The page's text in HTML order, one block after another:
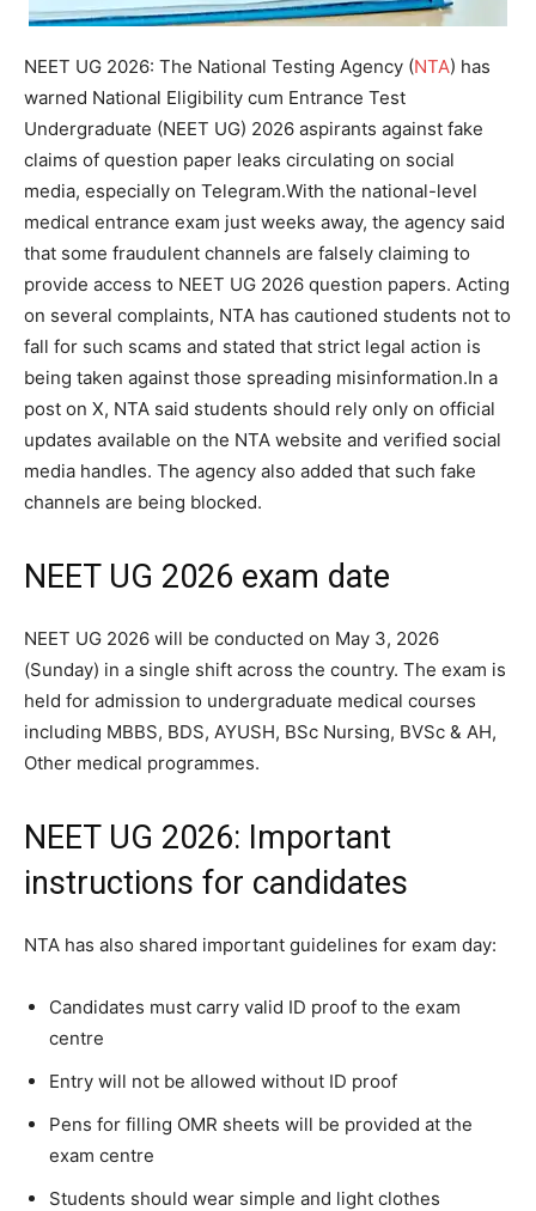
NEET UG 2026: The National Testing Agency (NTA) has
warned National Eligibility cum Entrance Test
Undergraduate (NEET UG) 2026 aspirants against fake
claims of question paper leaks circulating on social
media, especially on Telegram.With the national-level
medical entrance exam just weeks away, the agency said
that some fraudulent channels are falsely claiming to
provide access to NEET UG 2026 question papers. Acting
on several complaints, NTA has cautioned students not to
fall for such scams and stated that strict legal action is
being taken against those spreading misinformation.In a
post on X, NTA said students should rely only on official
updates available on the NTA website and verified social
media handles. The agency also added that such fake
channels are being blocked.
NEET UG 2026 exam date
NEET UG 2026 will be conducted on May 3, 2026
(Sunday) in a single shift across the country. The exam is
held for admission to undergraduate medical courses
including MBBS, BDS, AYUSH, BSc Nursing, BVSc & AH,
Other medical programmes.
NEET UG 2026: Important
instructions for candidates
NTA has also shared important guidelines for exam day:
Candidates must carry valid ID proof to the exam
centre
Entry will not be allowed without ID proof
Pens for filling OMR sheets will be provided at the
exam centre
Students should wear simple and light clothes